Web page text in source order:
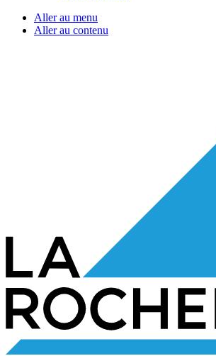
Aller au menu
Aller au contenu